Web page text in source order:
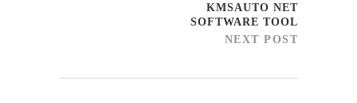
KMSAUTO NET
SOFTWARE TOOL
NEXT POST